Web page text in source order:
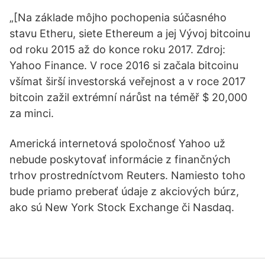
„[Na základe môjho pochopenia súčasného
stavu Etheru, siete Ethereum a jej Vývoj bitcoinu
od roku 2015 až do konce roku 2017. Zdroj:
Yahoo Finance. V roce 2016 si začala bitcoinu
všímat širší investorská veřejnost a v roce 2017
bitcoin zažil extrémní nárůst na téměř $ 20,000
za minci.
Americká internetová spoločnosť Yahoo už
nebude poskytovať informácie z finančných
trhov prostredníctvom Reuters. Namiesto toho
bude priamo preberať údaje z akciových búrz,
ako sú New York Stock Exchange či Nasdaq.